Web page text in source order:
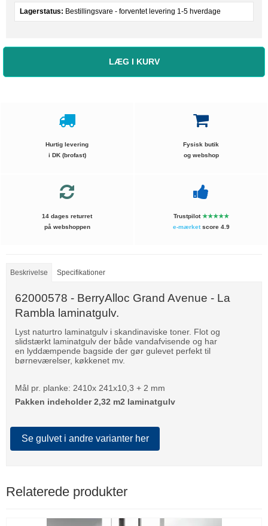
Lagerstatus: Bestillingsvare - forventet levering 1-5 hverdage
LÆG I KURV
Hurtig levering
i DK (brofast)
Fysisk butik
og webshop
14 dages returret
på webshoppen
Trustpilot★★★★★
e-mærketscore 4.9
Beskrivelse Specifikationer
62000578 - BerryAlloc Grand Avenue - La
Rambla laminatgulv.
Lyst naturtro laminatgulv i skandinaviske toner. Flot og
slidstærkt laminatgulv der både vandafvisende og har
en lyddæmpende bagside der gør gulevet perfekt til
børneværelser, køkkenet mv.
Mål pr. planke: 2410x 241x10,3 + 2 mm
Pakken indeholder 2,32 m2 laminatgulv
Se gulvet i andre varianter her
Relaterede produkter